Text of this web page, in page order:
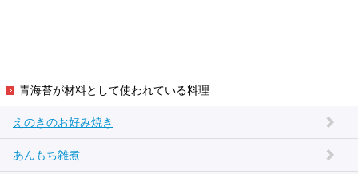
青海苔が材料として使われている料理
えのきのお好み焼き
あんもち雑煮